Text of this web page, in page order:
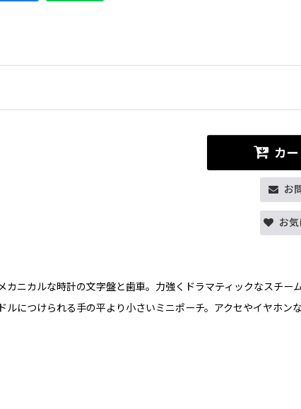
カ
お
お
カニカルな時計の文字盤と歯車。力強くドラマティックなスチー
ルにつけられる手の平より小さいミニポーチ。アクセやイヤホン